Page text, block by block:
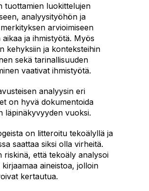
tuottamien luokittelujen
analyysityöhön ja
arvioimiseen
ja ihmistyötä. Myös
kehyksiin ja konteksteihin
sekä tarinallisuuden
vaativat ihmistyötä.
analyysin eri
on hyvä dokumentoida
läpinäkyvyyden vuoksi.
on litteroitu tekoälyllä ja
saattaa siksi olla virheitä.
riskinä, että tekoäly analysoi
aineistoa, jolloin
kertautua.